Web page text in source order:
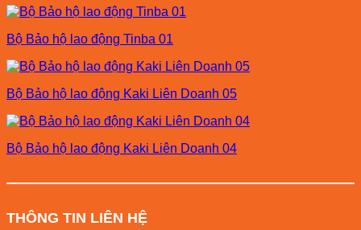
Bộ Bảo hộ lao động Tinba 01
Bộ Bảo hộ lao động Kaki Liên Doanh 05
Bộ Bảo hộ lao động Kaki Liên Doanh 04
THÔNG TIN LIÊN HỆ